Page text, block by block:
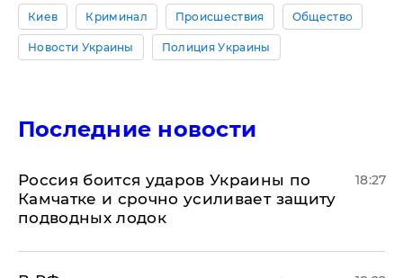
Киев Криминал Происшествия Общество
Новости Украины Полиция Украины
Последние новости
Россия боится ударов Украины по
Камчатке и срочно усиливает защиту
подводных лодок
18:27